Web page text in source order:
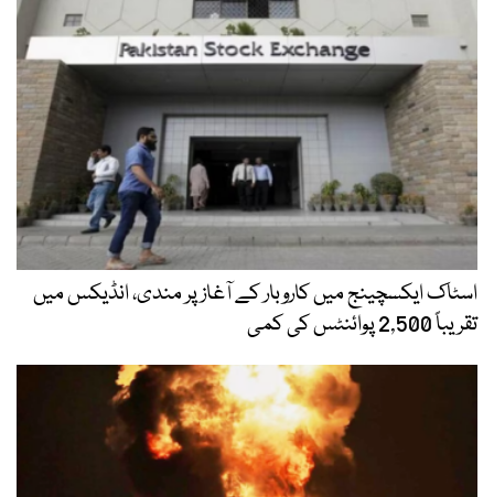
اسٹاک ایکسچینج میں کاروبار کے آغاز پر مندی، انڈیکس میں
تقریباً 2,500 پوائنٹس کی کمی